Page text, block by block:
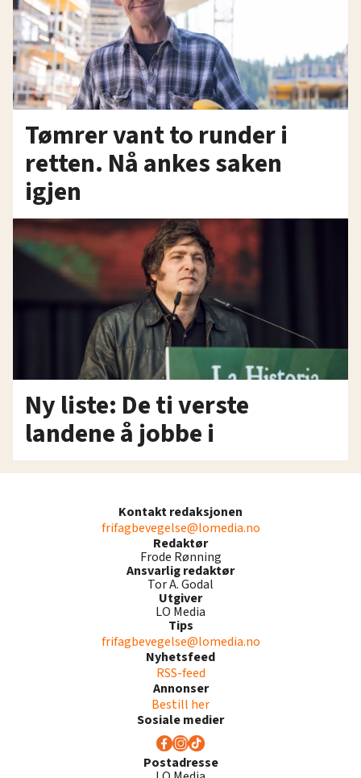
Tømrer vant to runder i
retten. Nå ankes saken
igjen
Ny liste: De ti verste
landene å jobbe i
Kontakt redaksjonen
frifagbevegelse@lomedia.no
Redaktør
Frode Rønning
Ansvarlig redaktør
Tor A. Godal
Utgiver
LO Media
Tips
frifagbevegelse@lomedia.no
Nyhetsfeed
RSS-feed
Annonser
Bestill her
Sosiale medier
Postadresse